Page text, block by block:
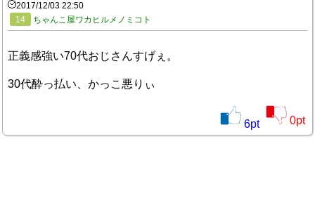
2017/12/03 22:50
14
ちゃんこ屋ワカヒルメノミコト
正義感強い70代おじさんすげぇ。
30代酔っ払い、かっこ悪りぃ
6pt 0pt